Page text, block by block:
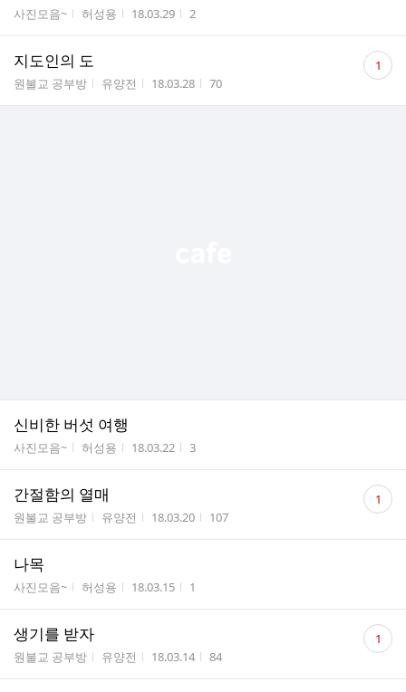
게시판명
사진모음~ 작성자
허성용 작성시간
18.03.29 조회수
2
지도인의 도
게시판명
원불교 공부방 작성자
유양전 작성시간
18.03.28 조회수
70
댓
글 1
신비한 버섯 여행
게시판명
사진모음~ 작성자
허성용 작성시간
18.03.22 조회수
3
간절함의 열매
게시판명
원불교 공부방 작성자
유양전 작성시간
18.03.20 조회수
107
댓
글 1
나목
게시판명
사진모음~ 작성자
허성용 작성시간
18.03.15 조회수
1
생기를 받자
게시판명
원불교 공부방 작성자
유양전 작성시간
18.03.14 조회수
84
댓
글 1